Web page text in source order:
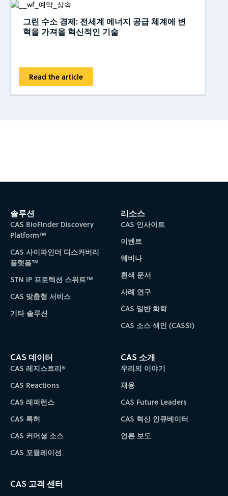
그린 수소 경제: 전세계 에너지 공급 체계에 변
혁을 가져올 혁신적인 기술
Read the article
솔루션
CAS BioFinder Discovery
Platform™
CAS 사이파인더 디스커버리
플랫폼™
STN IP 프로텍션 스위트™
CAS 맞춤형 서비스
기타 솔루션
리소스
CAS 인사이트
이벤트
웨비나
흰색 문서
사례 연구
CAS 일반 화학
CAS 소스 색인 (CASSI)
CAS 데이터
CAS 레지스트리®
CAS Reactions
CAS 레퍼런스
CAS 특허
CAS 커머셜 소스
CAS 포뮬레이션
CAS 소개
우리의 이야기
채용
CAS Future Leaders
CAS 혁신 인큐베이터
언론 보도
CAS 고객 센터